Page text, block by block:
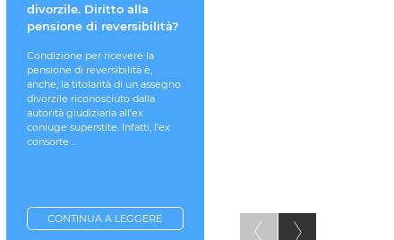
divorzile. Diritto alla
pensione di reversibilità?
Condizione per ricevere la
pensione di reversibilità è,
anche, la titolarità di un assegno
divorzile riconosciuto dalla
autorità giudiziaria all'ex
coniuge superstite. Infatti, l’ex
consorte ...
CONTINUA A LEGGERE CONTINUA A LEGGERE